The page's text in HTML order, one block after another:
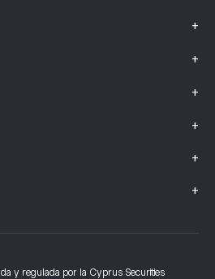
+
+
+
+
+
+
y regulada por la Cyprus Securities